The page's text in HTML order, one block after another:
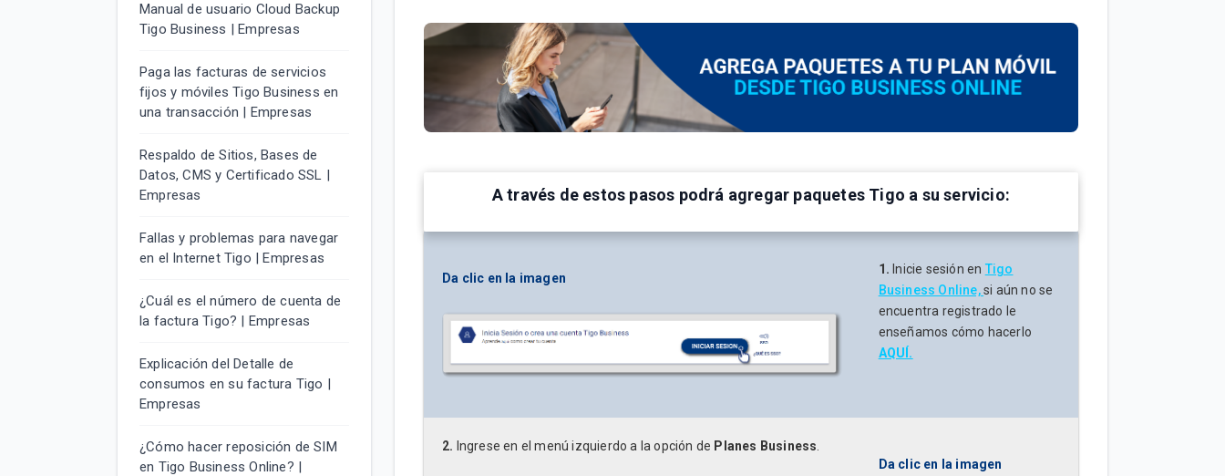
Manual de usuario Cloud Backup
Tigo Business | Empresas
Paga las facturas de servicios
fijos y móviles Tigo Business en
una transacción | Empresas
Respaldo de Sitios, Bases de
Datos, CMS y Certificado SSL |
Empresas
Fallas y problemas para navegar
en el Internet Tigo | Empresas
¿Cuál es el número de cuenta de
la factura Tigo? | Empresas
Explicación del Detalle de
consumos en su factura Tigo |
Empresas
¿Cómo hacer reposición de SIM
en Tigo Business Online? |
A través de estos pasos podrá agregar paquetes Tigo a su servicio:
Da clic en la imagen
1. Inicie sesión en Tigo
Business Online, si aún no se
encuentra registrado le
enseñamos cómo hacerlo
AQUÍ.
2. Ingrese en el menú izquierdo a la opción de Planes Business.
Da clic en la imagen